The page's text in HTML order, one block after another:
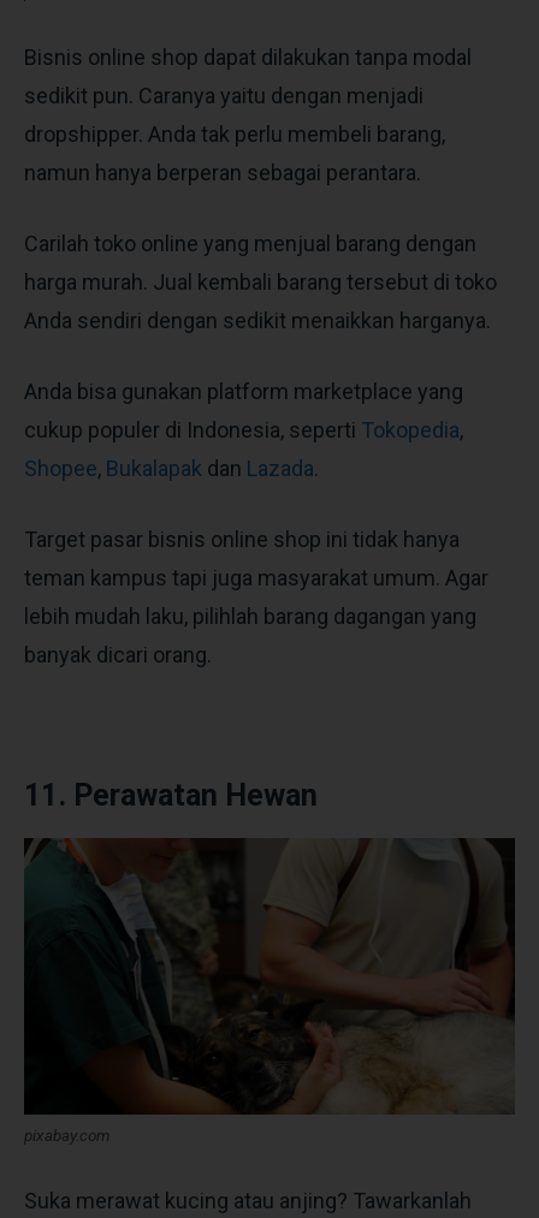
Bisnis online shop dapat dilakukan tanpa modal
sedikit pun. Caranya yaitu dengan menjadi
dropshipper. Anda tak perlu membeli barang,
namun hanya berperan sebagai perantara.
Carilah toko online yang menjual barang dengan
harga murah. Jual kembali barang tersebut di toko
Anda sendiri dengan sedikit menaikkan harganya.
Anda bisa gunakan platform marketplace yang
cukup populer di Indonesia, seperti Tokopedia,
Shopee, Bukalapak dan Lazada.
Target pasar bisnis online shop ini tidak hanya
teman kampus tapi juga masyarakat umum. Agar
lebih mudah laku, pilihlah barang dagangan yang
banyak dicari orang.
11. Perawatan Hewan
pixabay.com
Suka merawat kucing atau anjing? Tawarkanlah